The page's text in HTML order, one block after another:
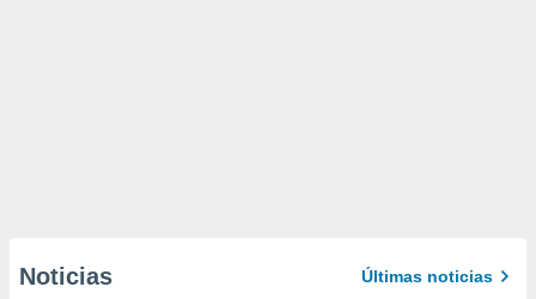
Noticias Últimas noticias